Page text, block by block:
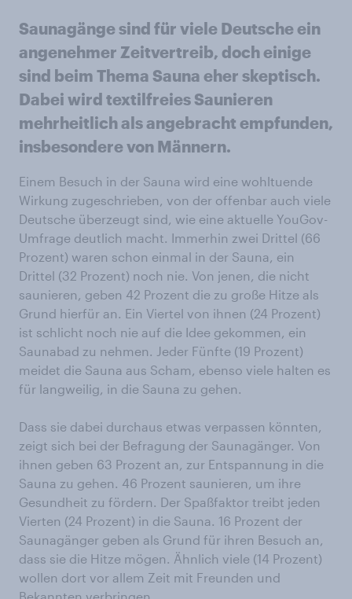
Saunagänge sind für viele Deutsche ein
angenehmer Zeitvertreib, doch einige
sind beim Thema Sauna eher skeptisch.
Dabei wird textilfreies Saunieren
mehrheitlich als angebracht empfunden,
insbesondere von Männern.
Einem Besuch in der Sauna wird eine wohltuende
Wirkung zugeschrieben, von der offenbar auch viele
Deutsche überzeugt sind, wie eine aktuelle YouGov-
Umfrage deutlich macht. Immerhin zwei Drittel (66
Prozent) waren schon einmal in der Sauna, ein
Drittel (32 Prozent) noch nie. Von jenen, die nicht
saunieren, geben 42 Prozent die zu große Hitze als
Grund hierfür an. Ein Viertel von ihnen (24 Prozent)
ist schlicht noch nie auf die Idee gekommen, ein
Saunabad zu nehmen. Jeder Fünfte (19 Prozent)
meidet die Sauna aus Scham, ebenso viele halten es
für langweilig, in die Sauna zu gehen.
Dass sie dabei durchaus etwas verpassen könnten,
zeigt sich bei der Befragung der Saunagänger. Von
ihnen geben 63 Prozent an, zur Entspannung in die
Sauna zu gehen. 46 Prozent saunieren, um ihre
Gesundheit zu fördern. Der Spaßfaktor treibt jeden
Vierten (24 Prozent) in die Sauna. 16 Prozent der
Saunagänger geben als Grund für ihren Besuch an,
dass sie die Hitze mögen. Ähnlich viele (14 Prozent)
wollen dort vor allem Zeit mit Freunden und